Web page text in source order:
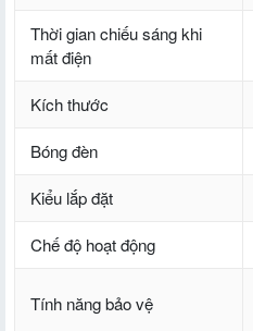
Thời gian chiếu sáng khi
mất điện
Kích thước
Bóng đèn
Kiểu lắp đặt
Chế độ hoạt động
Tính năng bảo vệ